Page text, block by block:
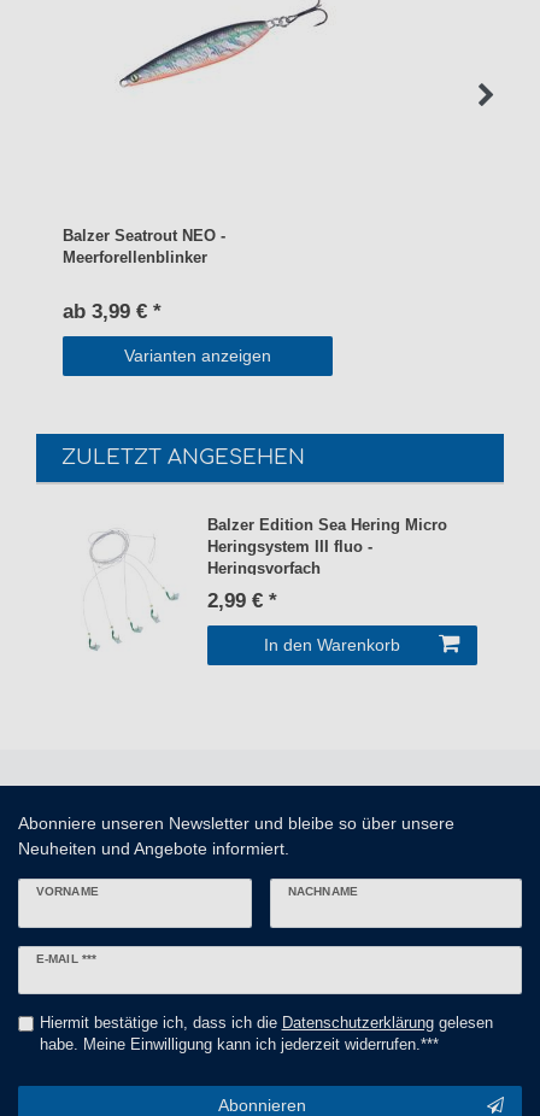
Balzer Seatrout NEO -
Meerforellenblinker
ab 3,99 € *
Varianten anzeigen
ZULETZT ANGESEHEN
Balzer Edition Sea Hering Micro
Heringsystem III fluo -
Heringsvorfach
2,99 € *
In den Warenkorb
Abonniere unseren Newsletter und bleibe so über unsere
Neuheiten und Angebote informiert.
VORNAME NACHNAME
E-MAIL ***
Newsletter
Hiermit bestätige ich, dass ich die Daten­schutz­erklärunggelesen
habe. Meine Einwilligung kann ich jederzeit widerrufen.***
Abonnieren